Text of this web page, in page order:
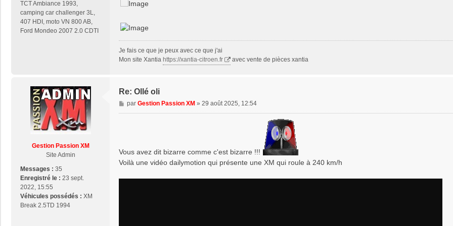
TCT Ambiance 1993,
camping car challenger 3L,
407 HDI, moto VN 800 AB,
Ford Mondeo 2007 2.0 CDTI
Je fais ce que je peux avec ce que j'ai
Mon site Xantia https://xantia-citroen.fr avec vente de pièces xantia
Gestion Passion XM
Site Admin
Messages : 35
Enregistré le : 23 sept.
2022, 15:55
Véhicules possédés : XM
Break 2.5TD 1994
Re: Ollé oli
M
e
par Gestion Passion XM » 29 août 2025, 12:54
Vous avez dit bizarre comme c'est bizarre !!!
Voilà une vidéo dailymotion qui présente une XM qui roule à 240 km/h